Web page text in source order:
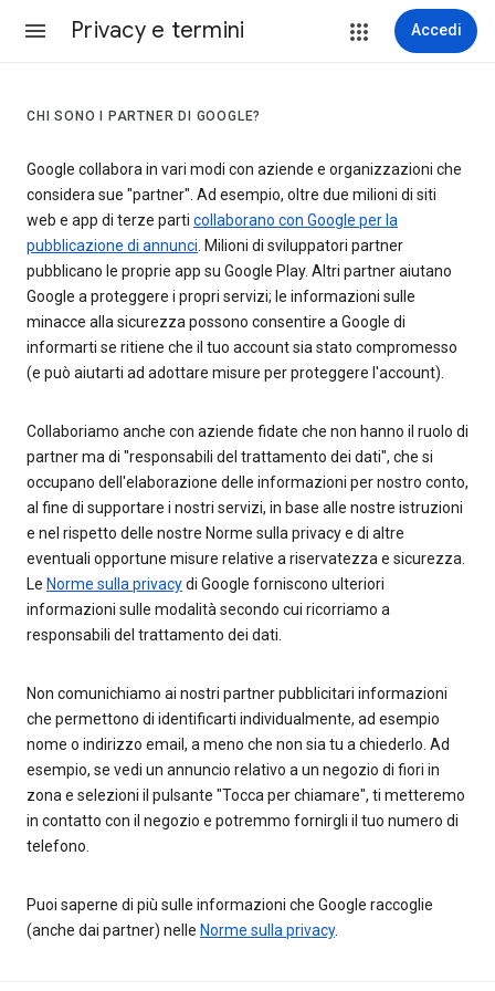
Privacy e termini Accedi
CHI SONO I PARTNER DI GOOGLE?
Google collabora in vari modi con aziende e organizzazioni che
considera sue "partner". Ad esempio, oltre due milioni di siti
web e app di terze parti collaborano con Google per la
pubblicazione di annunci. Milioni di sviluppatori partner
pubblicano le proprie app su Google Play. Altri partner aiutano
Google a proteggere i propri servizi; le informazioni sulle
minacce alla sicurezza possono consentire a Google di
informarti se ritiene che il tuo account sia stato compromesso
(e può aiutarti ad adottare misure per proteggere l'account).
Collaboriamo anche con aziende fidate che non hanno il ruolo di
partner ma di "responsabili del trattamento dei dati", che si
occupano dell'elaborazione delle informazioni per nostro conto,
al fine di supportare i nostri servizi, in base alle nostre istruzioni
e nel rispetto delle nostre Norme sulla privacy e di altre
eventuali opportune misure relative a riservatezza e sicurezza.
Le Norme sulla privacydi Google forniscono ulteriori
informazioni sulle modalità secondo cui ricorriamo a
responsabili del trattamento dei dati.
Non comunichiamo ai nostri partner pubblicitari informazioni
che permettono di identificarti individualmente, ad esempio
nome o indirizzo email, a meno che non sia tu a chiederlo. Ad
esempio, se vedi un annuncio relativo a un negozio di fiori in
zona e selezioni il pulsante "Tocca per chiamare", ti metteremo
in contatto con il negozio e potremmo fornirgli il tuo numero di
telefono.
Puoi saperne di più sulle informazioni che Google raccoglie
(anche dai partner) nelle Norme sulla privacy.